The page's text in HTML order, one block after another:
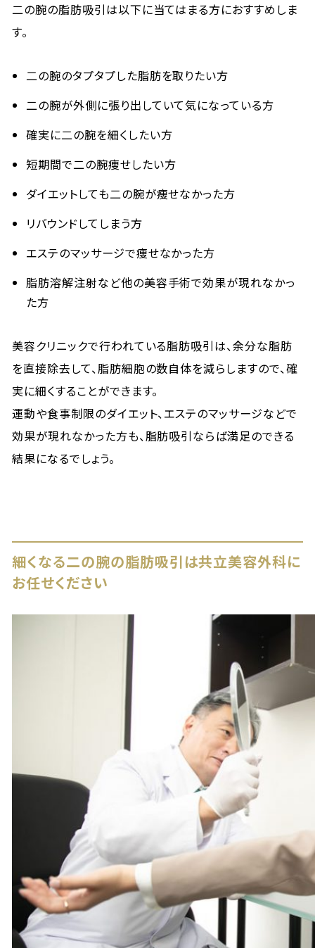
二の腕の脂肪吸引は以下に当てはまる方におすすめしま
す。
二の腕のタプタプした脂肪を取りたい方
二の腕が外側に張り出していて気になっている方
確実に二の腕を細くしたい方
短期間で二の腕痩せしたい方
ダイエットしても二の腕が痩せなかった方
リバウンドしてしまう方
エステのマッサージで痩せなかった方
脂肪溶解注射など他の美容手術で効果が現れなかっ
た方
美容クリニックで行われている脂肪吸引は、余分な脂肪
を直接除去して、脂肪細胞の数自体を減らしますので、確
実に細くすることができます。
運動や食事制限のダイエット、エステのマッサージなどで
効果が現れなかった方も、脂肪吸引ならば満足のできる
結果になるでしょう。
細くなる二の腕の脂肪吸引は共立美容外科に
お任せください